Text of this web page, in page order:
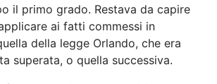
il primo grado. Restava da capire
ai fatti commessi in
della legge Orlando, che era
superata, o quella successiva.